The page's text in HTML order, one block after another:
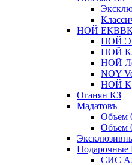
НОЙ
НОЙ
НОЙ
НОЙ
NOY
НОЙ
Оганян КЗ
Мадатовъ
Объем
Объем
Подарочные
СИС